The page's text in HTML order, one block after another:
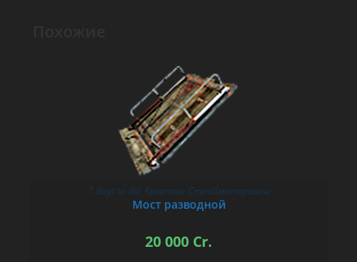
В КОРЗИНУ
7 days to die, Креатив, Стройматериалы
Мост разводной
20 000 Cr.